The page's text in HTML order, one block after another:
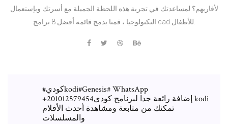
لأقاربهم؟ لمساعدتك في تجربة هذه اللحظة الجميلة مع أسرتك وبإستعمال
#كوديkodi#Genesis# WhatsApp
+201012579454إضافة رائعة جدا لبرنامج كودي kodi
تمكنك من متابعة ومشاهدة أحدث الأفلام
والمسلسلات